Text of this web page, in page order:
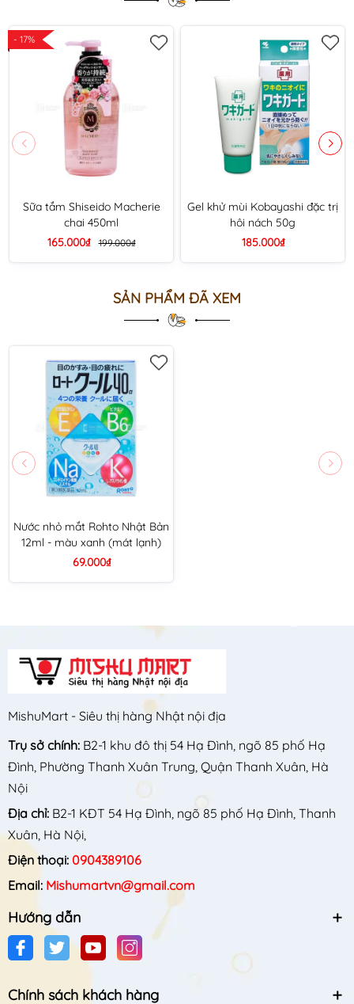
- 17%
Sữa tắm Shiseido Macherie
chai 450ml
165.000₫
199.000₫
Gel khử mùi Kobayashi đặc trị
hôi nách 50g
185.000₫
SẢN PHẨM ĐÃ XEM
Nước nhỏ mắt Rohto Nhật Bản
12ml - màu xanh (mát lạnh)
69.000₫
MishuMart - Siêu thị hàng Nhật nội địa
Trụ sở chính: B2-1 khu đô thị 54 Hạ Đình, ngõ 85 phố Hạ
Đình, Phường Thanh Xuân Trung, Quận Thanh Xuân, Hà
Nội
Địa chỉ: B2-1 KĐT 54 Hạ Đình, ngõ 85 phố Hạ Đình, Thanh
Xuân, Hà Nội,
Điện thoại: 0904389106
Email: Mishumartvn@gmail.com
Hướng dẫn
Chính sách khách hàng